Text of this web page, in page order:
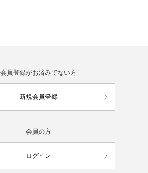
会員登録がお済みでない方
新規会員登録
会員の方
ログイン